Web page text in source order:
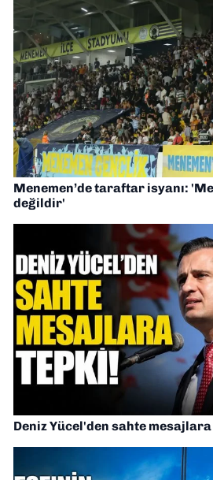
Menemen’de taraftar isyanı:
değildir'
Deniz Yücel'den sahte